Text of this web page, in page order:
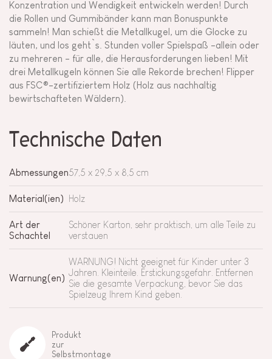
Konzentration und Wendigkeit entwickeln werden! Durch
die Rollen und Gummibänder kann man Bonuspunkte
sammeln! Man schießt die Metallkugel, um die Glocke zu
läuten, und los geht`s. Stunden voller Spielspaß -allein oder
zu mehreren - für alle, die Herausforderungen lieben! Mit
drei Metallkugeln können Sie alle Rekorde brechen! Flipper
aus FSC®-zertifiziertem Holz (Holz aus nachhaltig
bewirtschafteten Wäldern).
Technische Daten
Abmessungen57,5 x 29,5 x 8,5 cm
Material(ien) Holz
Art der
Schachtel
Schöner Karton, sehr praktisch, um alle Teile zu
verstauen
Warnung(en)
WARNUNG! Nicht geeignet für Kinder unter 3
Jahren. Kleinteile. Erstickungsgefahr. Entfernen
Sie die gesamte Verpackung, bevor Sie das
Spielzeug Ihrem Kind geben.
Produkt
zur
Selbstmontage